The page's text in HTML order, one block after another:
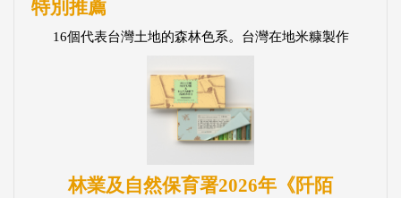
特別推薦
16個代表台灣土地的森林色系。台灣在地米糠製作
林業及自然保育署2026年《阡陌